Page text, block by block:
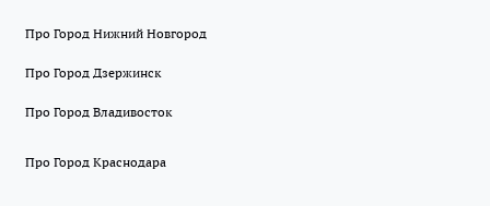
Про Город Нижний Новгород
Про Город Дзержинск
Про Город Владивосток
Про Город Краснодара